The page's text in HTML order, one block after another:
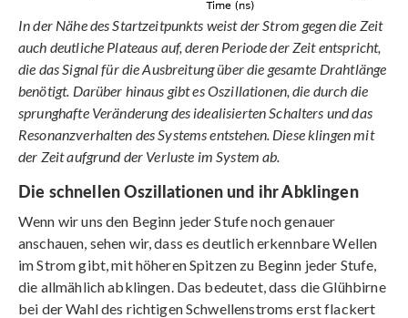
In der Nähe des Startzeitpunkts weist der Strom gegen die Zeit
auch deutliche Plateaus auf, deren Periode der Zeit entspricht,
die das Signal für die Ausbreitung über die gesamte Drahtlänge
benötigt. Darüber hinaus gibt es Oszillationen, die durch die
sprunghafte Veränderung des idealisierten Schalters und das
Resonanzverhalten des Systems entstehen. Diese klingen mit
der Zeit aufgrund der Verluste im System ab.
Die schnellen Oszillationen und ihr Abklingen
Wenn wir uns den Beginn jeder Stufe noch genauer
anschauen, sehen wir, dass es deutlich erkennbare Wellen
im Strom gibt, mit höheren Spitzen zu Beginn jeder Stufe,
die allmählich abklingen. Das bedeutet, dass die Glühbirne
bei der Wahl des richtigen Schwellenstroms erst flackert